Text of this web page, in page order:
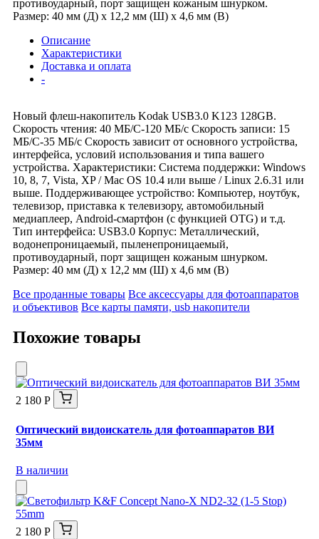
противоударный, порт защищен кожаным шнурком.
Размер: 40 мм (Д) х 12,2 мм (Ш) х 4,6 мм (В)
Описание
Характеристики
Доставка и оплата
-
Новый флеш-накопитель Kodak USB3.0 K123 128GB.
Скорость чтения: 40 МБ/С-120 МБ/с Скорость записи: 15
МБ/С-35 МБ/с Скорость зависит от основного устройства,
интерфейса, условий использования и типа вашего
устройства. Характеристики: Система поддержки: Windows
10, 8, 7, Vista, XP / Mac OS 10.4 или выше / Linux 2.6.31 или
выше. Поддерживающее устройство: Компьютер, ноутбук,
телевизор, приставка к телевизору, автомобильный
медиаплеер, Android-смартфон (с функцией OTG) и т.д.
Тип интерфейса: USB3.0 Корпус: Металлический,
водонепроницаемый, пыленепроницаемый,
противоударный, порт защищен кожаным шнурком.
Размер: 40 мм (Д) х 12,2 мм (Ш) х 4,6 мм (В)
Все проданные товары Все аксессуары для фотоаппаратов
и объективов Все карты памяти, usb накопители
Похожие товары
2 180 Р
Оптический видоискатель для фотоаппаратов ВИ
35мм
В наличии
2 180 Р